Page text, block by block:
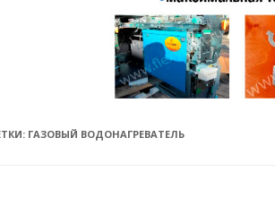
ГАЗОВЫЙ ВОДОНАГРЕВАТЕЛЬ